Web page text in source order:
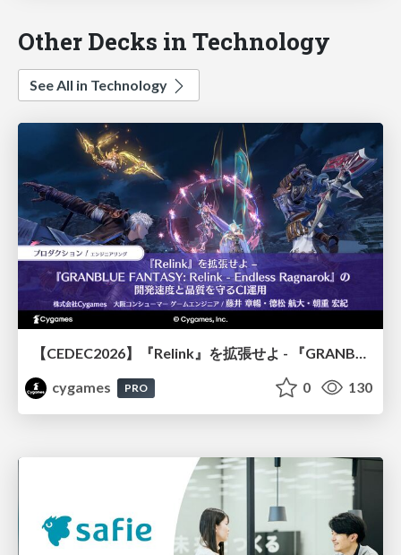
Other Decks in Technology
See All in Technology
cygames
PRO 0 130